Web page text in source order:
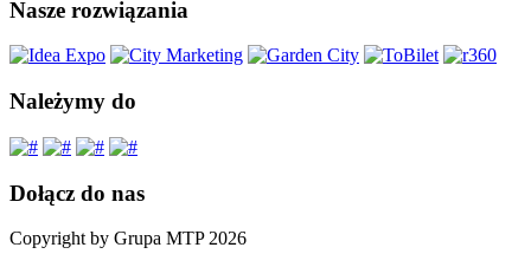
Nasze rozwiązania
Należymy do
Dołącz do nas
Copyright by Grupa MTP 2026